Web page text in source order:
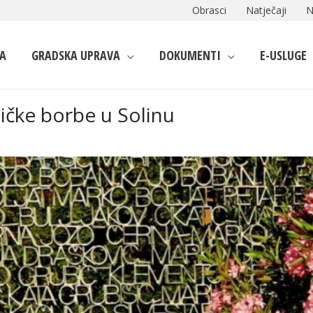
Obrasci Natječaji
GRADSKA UPRAVA DOKUMENTI E-USLUGE
borbe u Solinu